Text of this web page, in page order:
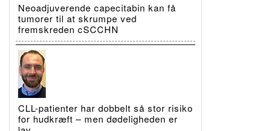
Neoadjuverende capecitabin kan få
tumorer til at skrumpe ved
fremskreden cSCCHN
CLL-patienter har dobbelt så stor risiko
for hudkræft – men dødeligheden er